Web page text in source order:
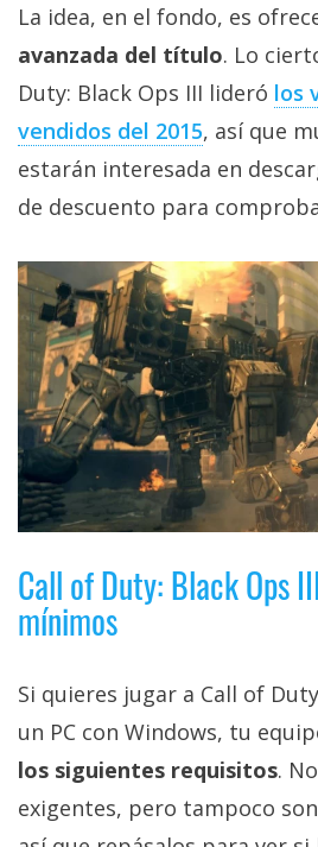
ordenadores,
apps,
informática,
videojuegos,
comparativas,
trucos y
tutoriales.
El Grupo
2026.
Algunos
derechos
reservados.
La idea, en el fondo, es
avanzada del título. Lo
Duty: Black Ops III lideró los
vendidos del 2015, así que
estarán interesada en
de descuento para
Call of Duty: Black Ops
mínimos
Si quieres jugar a Call of
un PC con Windows, tu
los siguientes requisitos.
exigentes, pero tampoco